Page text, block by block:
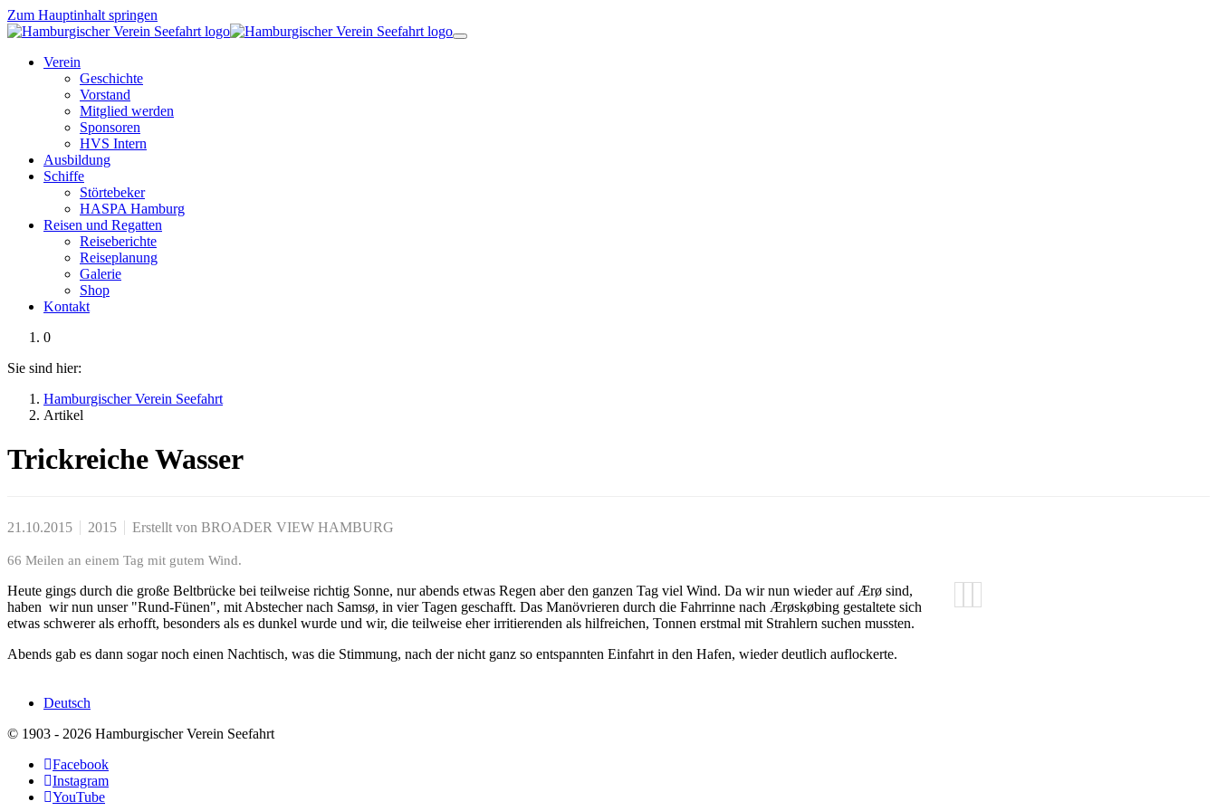
Zum Hauptinhalt springen
Verein
Geschichte
Vorstand
Mitglied werden
Sponsoren
HVS Intern
Ausbildung
Schiffe
Störtebeker
HASPA Hamburg
Reisen und Regatten
Reiseberichte
Reiseplanung
Galerie
Shop
Kontakt
0
Sie sind hier:
Hamburgischer Verein Seefahrt
Artikel
Trickreiche Wasser
21.10.2015 2015 Erstellt von BROADER VIEW HAMBURG
66 Meilen an einem Tag mit gutem Wind.
Heute gings durch die große Beltbrücke bei teilweise richtig Sonne, nur abends etwas Regen aber den ganzen Tag viel Wind. Da wir nun wieder auf Ærø sind,
haben wir nun unser "Rund-Fünen", mit Abstecher nach Samsø, in vier Tagen geschafft. Das Manövrieren durch die Fahrrinne nach Ærøskøbing gestaltete sich
etwas schwerer als erhofft, besonders als es dunkel wurde und wir, die teilweise eher irritierenden als hilfreichen, Tonnen erstmal mit Strahlern suchen mussten.
Abends gab es dann sogar noch einen Nachtisch, was die Stimmung, nach der nicht ganz so entspannten Einfahrt in den Hafen, wieder deutlich auflockerte.
Deutsch
© 1903 - 2026 Hamburgischer Verein Seefahrt
Facebook
Instagram
YouTube